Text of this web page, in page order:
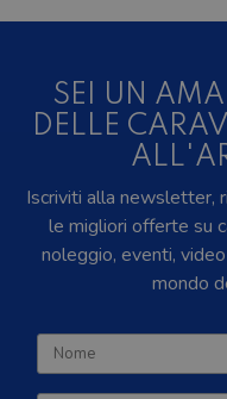
SEI UN
DELLE
Iscriviti alla newsletter,
le migliori offerte su
noleggio, eventi,
mondo